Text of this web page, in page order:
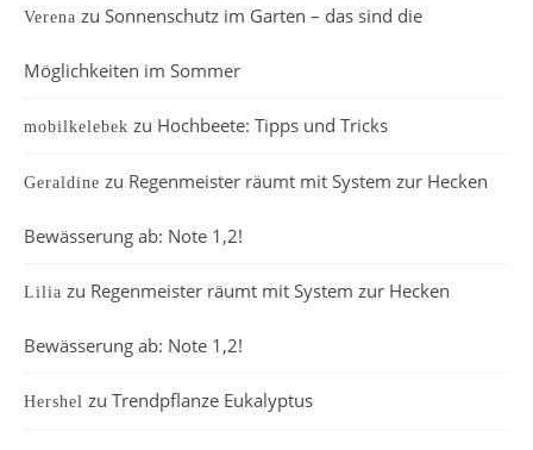
Verena zu Sonnenschutz im Garten – das sind die
Möglichkeiten im Sommer
mobilkelebek zu Hochbeete: Tipps und Tricks
Geraldine zu Regenmeister räumt mit System zur Hecken
Bewässerung ab: Note 1,2!
Lilia zu Regenmeister räumt mit System zur Hecken
Bewässerung ab: Note 1,2!
Hershel zu Trendpflanze Eukalyptus